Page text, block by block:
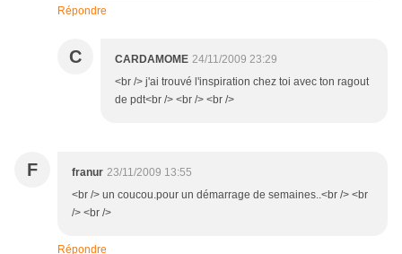
Répondre
C CARDAMOME 24/11/2009 23:29
<br /> j'ai trouvé l'inspiration chez toi avec ton ragout
de pdt<br /> <br /> <br />
F franur 23/11/2009 13:55
<br /> un coucou.pour un démarrage de semaines..<br /> <br
/> <br />
Répondre